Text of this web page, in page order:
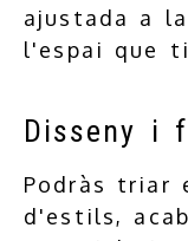
ajustada a
l'espai que
Disseny i
Podràs triar
d'estils,